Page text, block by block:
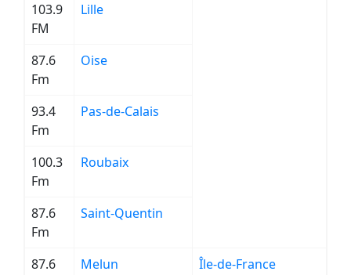
103.9
FM
Lille
87.6
Fm
Oise
93.4
Fm
Pas-de-Calais
100.3
Fm
Roubaix
87.6
Fm
Saint-Quentin
87.6
Melun Île-de-France